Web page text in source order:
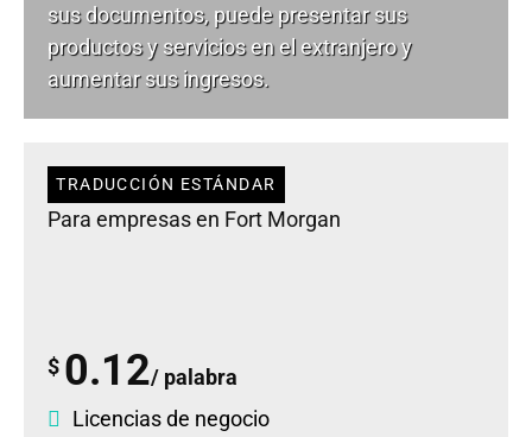
sus documentos, puede presentar sus
productos y servicios en el extranjero y
aumentar sus ingresos.
TRADUCCIÓN ESTÁNDAR
Para empresas en Fort Morgan
$ 0.12/ palabra
Licencias de negocio